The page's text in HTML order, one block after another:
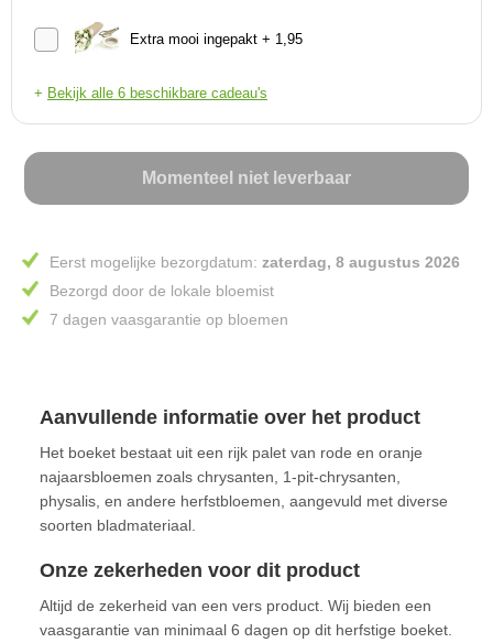
Extra mooi ingepakt + 1,95
+ Bekijk alle 6 beschikbare cadeau's
Momenteel niet leverbaar
Eerst mogelijke bezorgdatum: zaterdag, 8 augustus 2026
Bezorgd door de lokale bloemist
7 dagen vaasgarantie op bloemen
Aanvullende informatie over het product
Het boeket bestaat uit een rijk palet van rode en oranje
najaarsbloemen zoals chrysanten, 1-pit-chrysanten,
physalis, en andere herfstbloemen, aangevuld met diverse
soorten bladmateriaal.
Onze zekerheden voor dit product
Altijd de zekerheid van een vers product. Wij bieden een
vaasgarantie van minimaal 6 dagen op dit herfstige boeket.